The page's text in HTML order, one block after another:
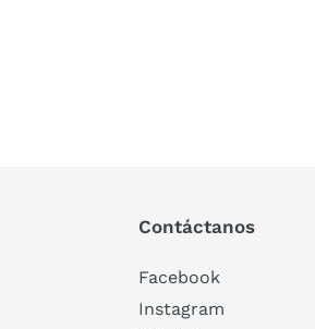
Contáctanos
Facebook
Instagram